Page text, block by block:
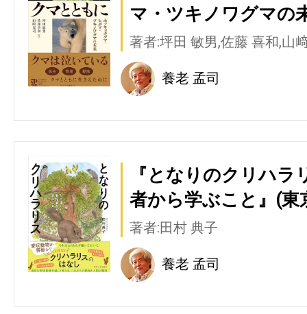
マ・ツキノワグマの
著者:坪田 敏男,佐藤 喜和,山
養老 孟司
『となりのクリハラ
者から学ぶこと』(東
著者:田村 典子
養老 孟司